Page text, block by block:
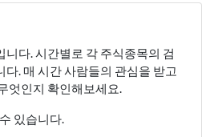
다. 시간별로 각 주식종목의 검
. 매 시간 사람들의 관심을 받고
엇인지 확인해보세요.
있습니다.